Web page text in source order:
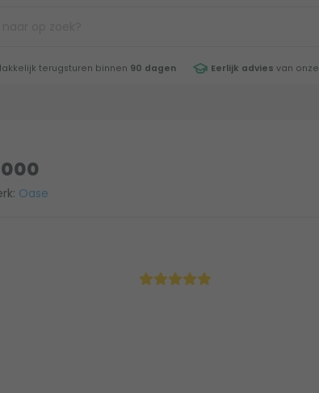
terugsturen binnen 90 dagen Eerlijk advies van
Oase